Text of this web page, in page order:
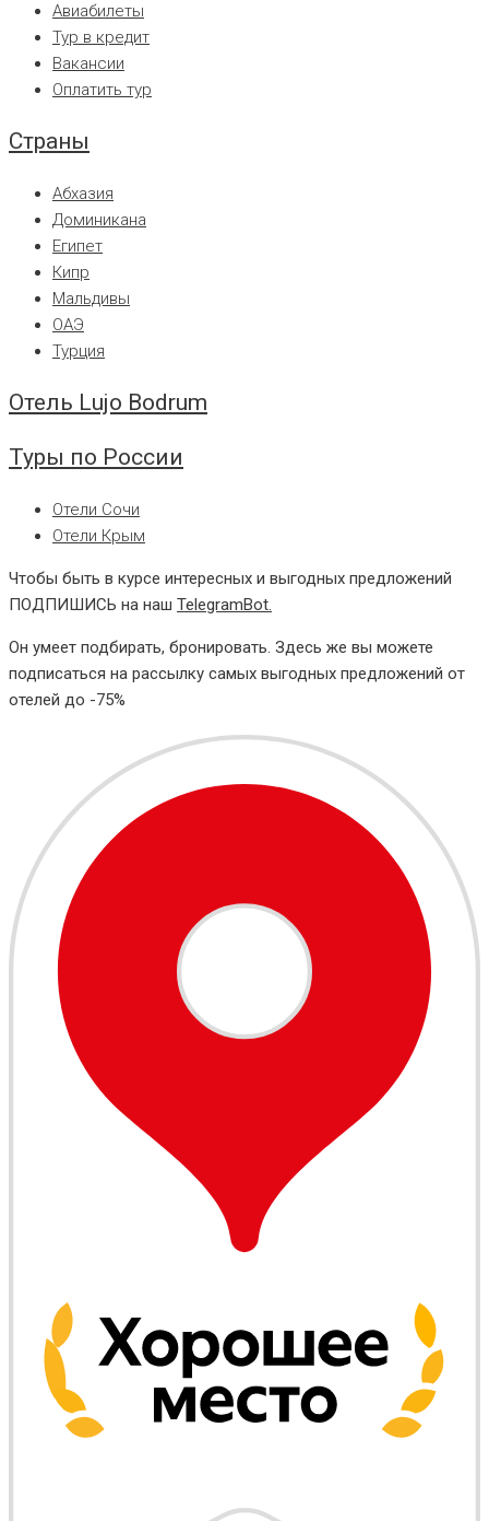
Авиабилеты
Тур в кредит
Вакансии
Оплатить тур
Страны
Абхазия
Доминикана
Египет
Кипр
Мальдивы
ОАЭ
Турция
Отель Lujo Bodrum
Туры по России
Отели Сочи
Отели Крым
Чтобы быть в курсе интересных и выгодных предложений
ПОДПИШИСЬ на наш TelegramBot.
Он умеет подбирать, бронировать. Здесь же вы можете
подписаться на рассылку самых выгодных предложений от
отелей до -75%